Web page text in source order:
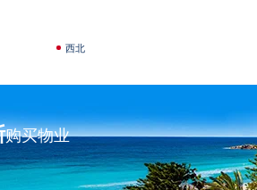
西北
购买物业